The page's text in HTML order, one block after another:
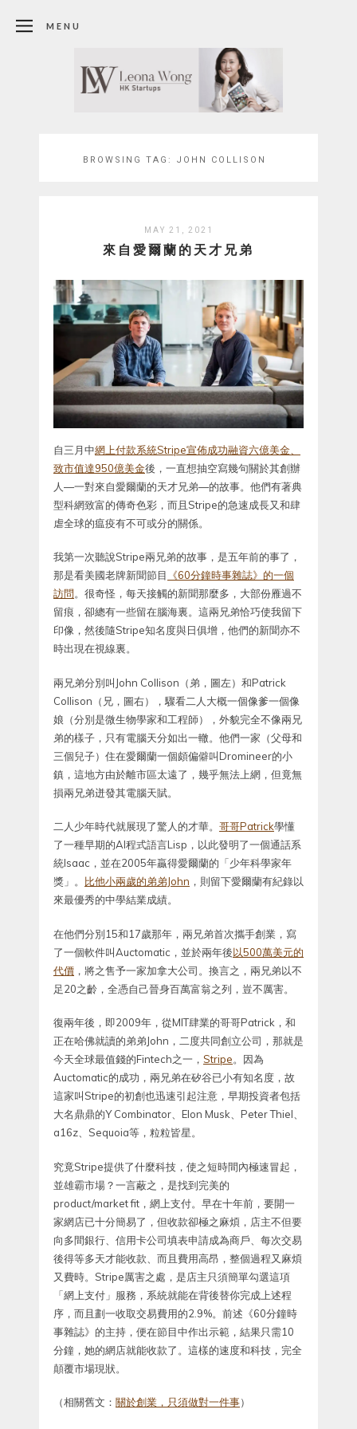
MENU
BROWSING TAG: JOHN COLLISON
MAY 21, 2021
來自愛爾蘭的天才兄弟
自三月中網上付款系統Stripe宣佈成功融資六億美金、
致市值達950億美金後，一直想抽空寫幾句關於其創辦
人—一對來自愛爾蘭的天才兄弟—的故事。他們有著典
型科網致富的傳奇色彩，而且Stripe的急速成長又和肆
虐全球的瘟疫有不可或分的關係。
我第一次聽說Stripe兩兄弟的故事，是五年前的事了，
那是看美國老牌新聞節目 《60分鐘時事雜誌》的一個
訪問。很奇怪，每天接觸的新聞那麼多，大部份雁過不
留痕，卻總有一些留在腦海裏。這兩兄弟恰巧使我留下
印像，然後隨Stripe知名度與日俱增，他們的新聞亦不
時出現在視線裏。
兩兄弟分別叫John Collison（弟，圖左）和Patrick
Collison（兄，圖右），驟看二人大概一個像爹一個像
娘（分別是微生物學家和工程師），外貌完全不像兩兄
弟的樣子，只有電腦天分如出一轍。他們一家（父母和
三個兒子）住在愛爾蘭一個頗偏僻叫Dromineer的小
鎮，這地方由於離市區太遠了，幾乎無法上網，但竟無
損兩兄弟迸發其電腦天賦。
二人少年時代就展現了驚人的才華。 哥哥Patrick學懂
了一種早期的AI程式語言Lisp，以此發明了一個通話系
統Isaac，並在2005年贏得愛爾蘭的「少年科學家年
獎」。 比他小兩歲的弟弟John ，則留下愛爾蘭有紀錄以
來最優秀的中學結業成績。
在他們分別15和17歲那年，兩兄弟首次攜手創業，寫
了一個軟件叫Auctomatic，並於兩年後以500萬美元的
代價 ，將之售予一家加拿大公司。換言之，兩兄弟以不
足20之齡，全憑自己晉身百萬富翁之列，豈不厲害。
復兩年後，即2009年，從MIT肆業的哥哥Patrick，和
正在哈佛就讀的弟弟John，二度共同創立公司，那就是
今天全球最值錢的Fintech之一， Stripe。因為
Auctomatic的成功，兩兄弟在矽谷已小有知名度，故
這家叫Stripe的初創也迅速引起注意，早期投資者包括
大名鼎鼎的Y Combinator、Elon Musk、Peter Thiel、
a16z、Sequoia等，粒粒皆星。
究竟Stripe提供了什麼科技，使之短時間內極速冒起，
並雄霸市場？一言蔽之，是找到完美的
product/market fit，網上支付。早在十年前，要開一
家網店已十分簡易了，但收款卻極之麻煩，店主不但要
向多間銀行、信用卡公司填表申請成為商戶、每次交易
後得等多天才能收款、而且費用高昂，整個過程又麻煩
又費時。Stripe厲害之處，是店主只須簡單勾選這項
「網上支付」服務，系統就能在背後替你完成上述程
序，而且劃一收取交易費用的2.9%。前述《60分鐘時
事雜誌》的主持，便在節目中作出示範，結果只需10
分鐘，她的網店就能收款了。這樣的速度和科技，完全
顛覆市場現狀。
（相關舊文： 關於創業，只須做對一件事）